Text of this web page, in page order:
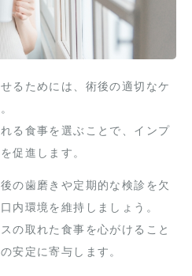
るためには、術後の適切なケ
る食事を選ぶことで、インプ
促進します。
の歯磨きや定期的な検診を欠
内環境を維持しましょう。
の取れた食事を心がけること
安定に寄与します。